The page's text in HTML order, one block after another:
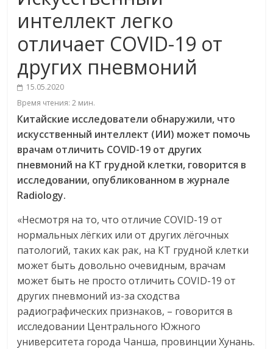
интеллект легко
отличает COVID-19 от
других пневмоний
15.05.2020
Время чтения:2 мин.
Китайские исследователи обнаружили, что
искусственный интеллект (ИИ) может помочь
врачам отличить COVID-19 от других
пневмоний на КТ грудной клетки, говорится в
исследовании, опубликованном в журнале
Radiology.
«Несмотря на то, что отличие COVID-19 от
нормальных лёгких или от других лёгочных
патологий, таких как рак, на КТ грудной клетки
может быть довольно очевидным, врачам
может быть не просто отличить COVID-19 от
других пневмоний из-за сходства
радиографических признаков, – говорится в
исследовании Центрального Южного
университета города Чанша, провинции Хунань.